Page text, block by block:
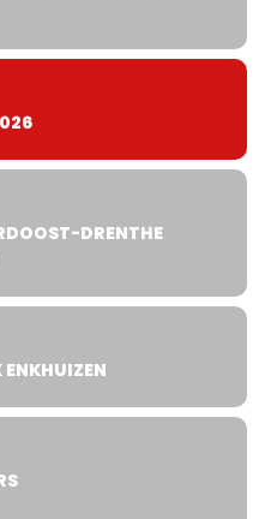
DRENTHE
ENKHUIZEN